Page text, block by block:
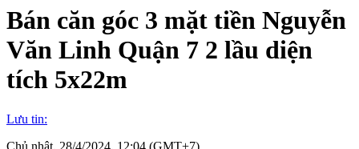
Bán căn góc 3 mặt tiền Nguyễn
Văn Linh Quận 7 2 lầu diện
tích 5x22m
Lưu tin:
Chủ nhật, 28/4/2024, 12:04 (GMT+7)